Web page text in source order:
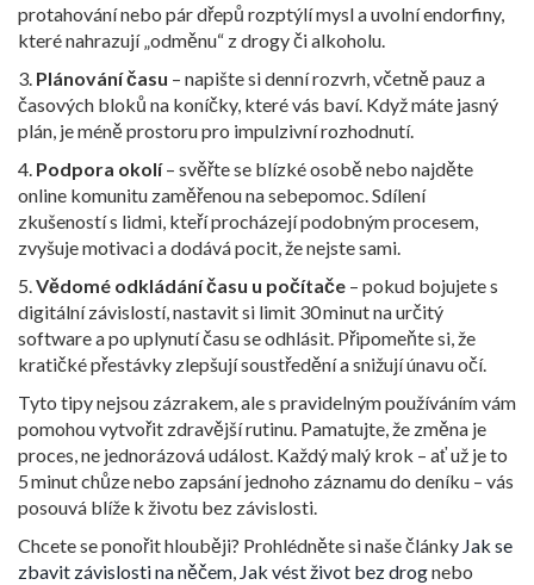
protahování nebo pár dřepů rozptýlí mysl a uvolní endorfiny,
které nahrazují „odměnu“ z drogy či alkoholu.
3. Plánování času – napište si denní rozvrh, včetně pauz a
časových bloků na koníčky, které vás baví. Když máte jasný
plán, je méně prostoru pro impulzivní rozhodnutí.
4. Podpora okolí– svěřte se blízké osobě nebo najděte
online komunitu zaměřenou na sebepomoc. Sdílení
zkušeností s lidmi, kteří procházejí podobným procesem,
zvyšuje motivaci a dodává pocit, že nejste sami.
5.Vědomé odkládání času u počítače – pokud bojujete s
digitální závislostí, nastavit si limit 30 minut na určitý
software a po uplynutí času se odhlásit. Připomeňte si, že
kratičké přestávky zlepšují soustředění a snižují únavu očí.
Tyto tipy nejsou zázrakem, ale s pravidelným používáním vám
pomohou vytvořit zdravější rutinu. Pamatujte, že změna je
proces, ne jednorázová událost. Každý malý krok – ať už je to
5 minut chůze nebo zapsání jednoho záznamu do deníku – vás
posouvá blíže k životu bez závislosti.
Chcete se ponořit hlouběji? Prohlédněte si naše články Jak se
zbavit závislosti na něčem, Jak vést život bez drognebo